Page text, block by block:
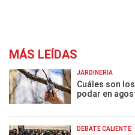
MÁS LEÍDAS
JARDINERÍA
Cuáles son
podar en
DEBATE CALIENTE